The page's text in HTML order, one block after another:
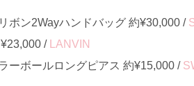
ボン2Wayハンドバッグ 約¥30,000 /
/
LANVIN
ーボールロングピアス 約¥15,000 /